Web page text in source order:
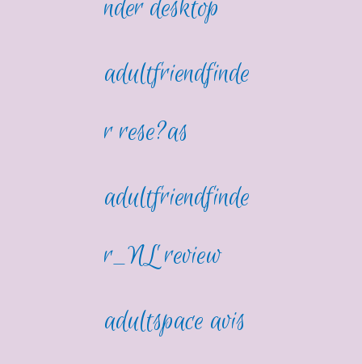
nder desktop
adultfriendfinde
r rese?as
adultfriendfinde
r_NL review
adultspace avis